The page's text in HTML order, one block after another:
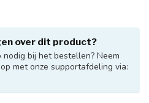
over dit product?
bij het bestellen? Neem
met onze supportafdeling via: